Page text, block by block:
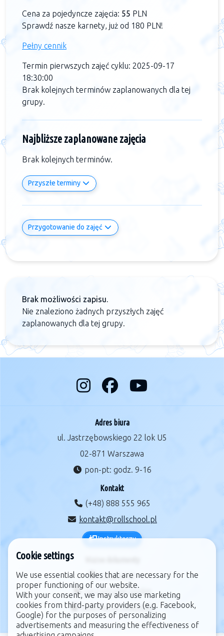
Cena za pojedyncze zajęcia: 55 PLN
Sprawdź nasze karnety, już od 180 PLN!
Pełny cennik
Termin pierwszych zajęć cyklu: 2025-09-17
18:30:00
Brak kolejnych terminów zaplanowanych dla tej
grupy.
Najbliższe zaplanowane zajęcia
Brak kolejnych terminów.
Przyszłe terminy
Przygotowanie do zajęć
Brak możliwości zapisu.
Nie znaleziono żadnych przyszłych zajęć
zaplanowanych dla tej grupy.
Adres biura
ul. Jastrzębowskiego 22 lok U5
02-871 Warszawa
pon-pt: godz. 9-16
Kontakt
(+48) 888 555 965
kontakt@rollschool.pl
Instruktorzy
regulamin
zarządzanie cookie
polityka prywatności
Cookie settings
We use essential cookies that are necessary for the
proper functioning of our website.
With your consent, we may also use marketing
cookies from third-party providers (e.g. Facebook,
Google) for the purposes of personalizing
advertisements and measuring the effectiveness of